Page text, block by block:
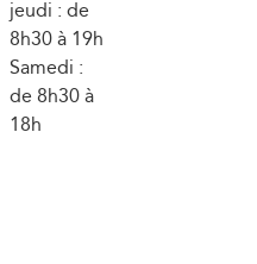
jeudi : de
8h30 à 19h
Samedi :
de 8h30 à
18h